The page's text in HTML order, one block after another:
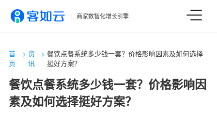
商家数智化增长引擎
首
页
> 资
讯
>餐饮点餐系统多少钱一套？价格影响因素及如何选择
挺好方案？
餐饮点餐系统多少钱一套？价格影响因
素及如何选择挺好方案？